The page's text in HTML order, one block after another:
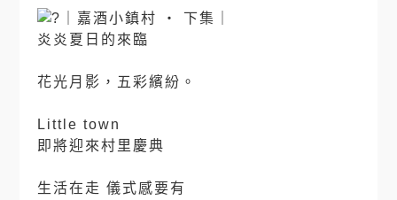
｜嘉酒小鎮村 ‧ 下集｜
炎炎夏日的來臨
花光月影，五彩繽紛。
Little town
即將迎來村里慶典
生活在走 儀式感要有